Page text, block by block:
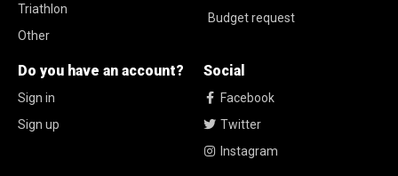
Triathlon
Other
Budget request
Do you have an account?
Sign in
Sign up
Social
Facebook
Twitter
Instagram